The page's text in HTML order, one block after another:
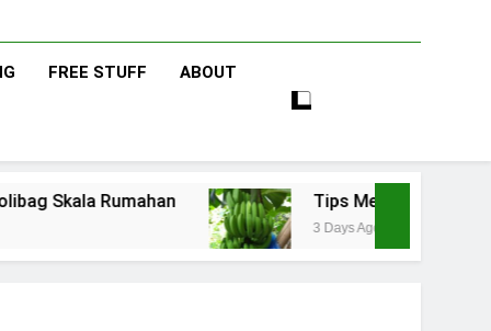
FREE STUFF ABOUT
Tips Menanam Pisang : Pentingnya
3 Days Ago